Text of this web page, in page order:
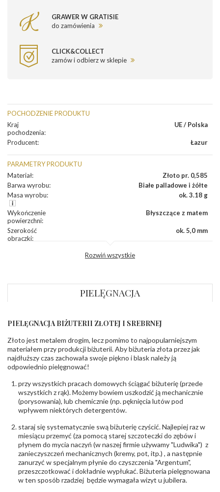
GRAWER W GRATISIE
do zamówienia
CLICK&COLLECT
zamów i odbierz w sklepie
POCHODZENIE PRODUKTU
Kraj
pochodzenia:
UE / Polska
Producent: Łazur
PARAMETRY PRODUKTU
Materiał:
Złoto pr. 0,585
Barwa wyrobu:
Białe palladowe i żółte
Masa wyrobu: ok. 3.18 g
Wykończenie
powierzchni:
Błyszczące z matem
Szerokość
obrączki:
ok. 5,0 mm
INNE PARAMETRY
Producent
odpowiedzialny:
Łazur sp.j. Kowalowy 134 38-200 Jasło; NIP:
6850004631; tel.13 44 56 100;
biuro@obraczki.pl ,PZ Stelmach Sp. z o.o. ul.
Północna 22 45-805 Opole; NIP 7542889545;
Tel. +48 77 54 90 100; biuro@stelmach.pl
Bezpieczeństwo
- rodzaj
ostrzeżenia:
Nie nadaje się dla dzieci w wieku poniżej 3 lat
, Elementy w wyrobie wykonane z białego złota
zawierają nikiel
Rozwiń wszystkie
PIELĘGNACJA
PIELĘGNACJA BIŻUTERII ZŁOTEJ I SREBRNEJ
Złoto jest metalem drogim, lecz pomimo to najpopularniejszym
materiałem przy produkcji biżuterii. Aby biżuteria złota przez jak
najdłuższy czas zachowała swoje piękno i blask należy ją
odpowiednio pielęgnować!
przy wszystkich pracach domowych ściągać biżuterię (przede
wszystkich z rąk). Możemy bowiem uszkodzić ją mechanicznie
(porysowania), lub chemicznie (np. pęknięcia lutów pod
wpływem niektórych detergentów.
staraj się systematycznie swą biżuterię czyścić. Najlepiej raz w
miesiącu przemyć (za pomocą starej szczoteczki do zębów i
płynem do mycia naczyń (w naszej firmie używamy "Ludwika") z
zanieczyszczeń mechanicznych (kremy, pot, itp.) , a następnie
zanurzyć w specjalnym płynie do czyszczenia "Argentum",
przeszczotkować i dokładnie wypłukać. Biżuteria pielęgnowana
w ten sposób rzadziej będzie wymagała wizyt u jubilera.